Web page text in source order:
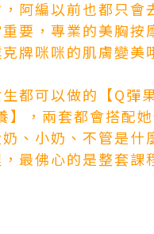
阿編以前也都只會
要，專業的美胸按
牌咪咪的肌膚變美
都可以做的【Q彈
，兩套都會搭配
、小奶、不管是什
最佛心的是整套課